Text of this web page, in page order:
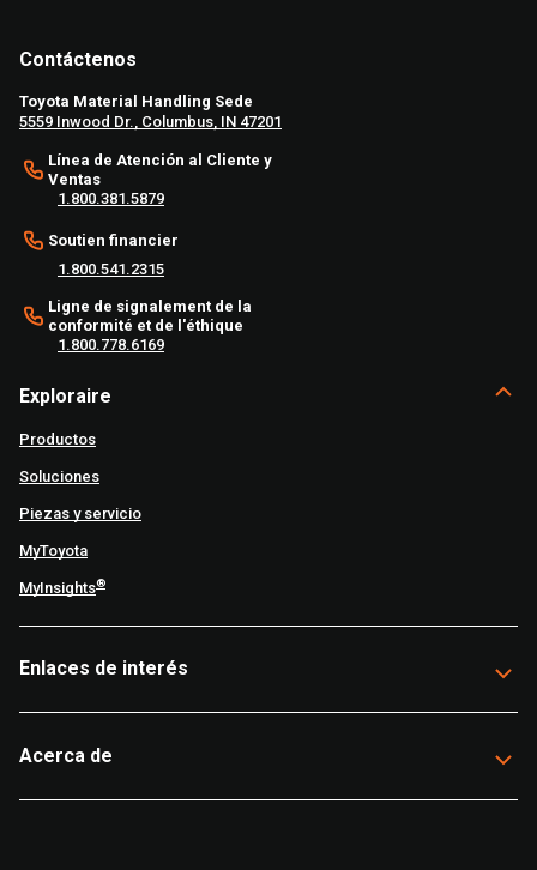
Contáctenos
Toyota Material Handling Sede
5559 Inwood Dr., Columbus, IN 47201
Línea de Atención al Cliente y
Ventas
1.800.381.5879
Soutien financier
1.800.541.2315
Ligne de signalement de la
conformité et de l'éthique
1.800.778.6169
Exploraire
Productos
Soluciones
Piezas y servicio
MyToyota
MyInsights®
Enlaces de interés
Acerca de